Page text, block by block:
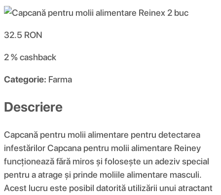
32.5 RON
2 %cashback
Categorie: Farma
Descriere
Capcană pentru molii alimentare pentru detectarea
infestărilor Capcana pentru molii alimentare Reiney
funcționează fără miros și folosește un adeziv special
pentru a atrage și prinde moliile alimentare masculi.
Acest lucru este posibil datorită utilizării unui atractant